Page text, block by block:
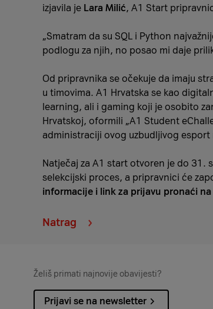
izjavila je Lara Milić, A1 Start
„Smatram da su SQL i Python
podlogu za njih, no posao mi daje
Od pripravnika se očekuje da imaju
u timovima. A1 Hrvatska se kao
learning, ali i gaming koji je osobito
Hrvatskoj, oformili „A1 Student
administraciji ovog uzbudljivog esport
Natječaj za A1 start otvoren je do 31.
selekcijski proces, a pripravnici će
informacije i link za prijavu pronaći
Natrag
Želiš primati najnovije obavijesti?
Prijavi se na newsletter